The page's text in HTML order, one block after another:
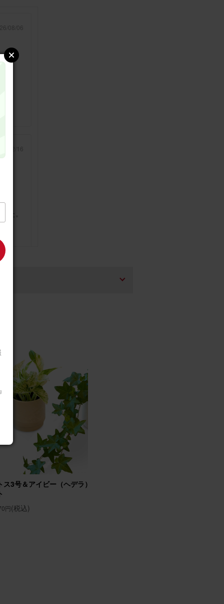
08/06
す
02/16
た。
喜
ス3号＆アイビー（ヘデラ）3号 2個セ
円(税込)